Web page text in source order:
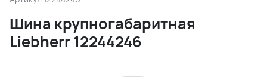
Шина крупногабаритная
Liebherr 12244246